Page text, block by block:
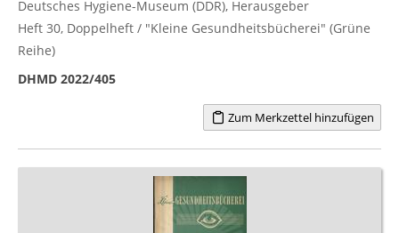
Deutsches Hygiene-Museum (DDR), Herausgeber
Heft 30, Doppelheft / "Kleine Gesundheitsbücherei" (Grüne
Reihe)
DHMD 2022/405
Zum Merkzettel hinzufügen